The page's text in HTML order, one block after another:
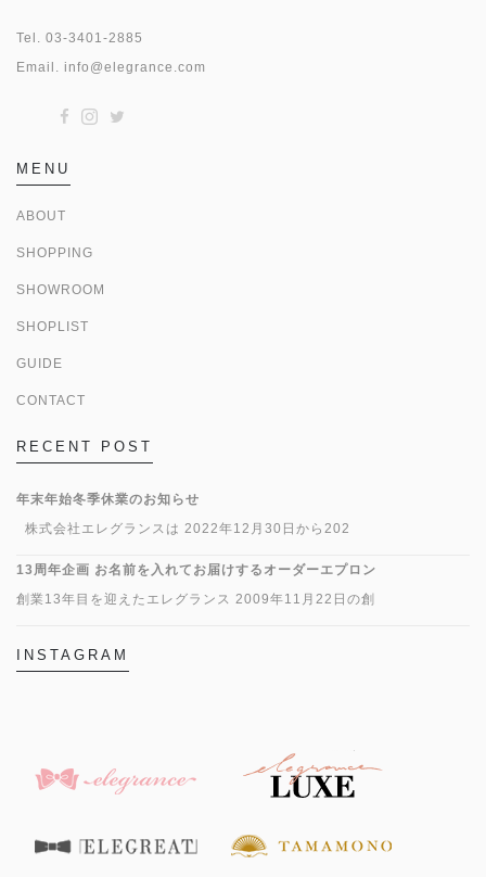
Tel. 03-3401-2885
Email. info@elegrance.com
MENU
ABOUT
SHOPPING
SHOWROOM
SHOPLIST
GUIDE
CONTACT
RECENT POST
年末年始冬季休業のお知らせ
株式会社エレグランスは 2022年12月30日から202
13周年企画 お名前を入れてお届けするオーダーエプロン
創業13年目を迎えたエレグランス 2009年11月22日の創
INSTAGRAM